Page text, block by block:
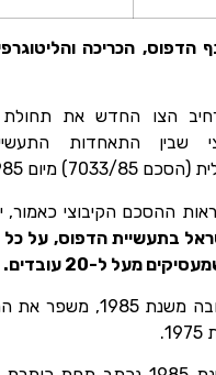
1985 הרחיב הצו החדש את
שבין התאחדות
מיום 12.5.1985.
ההסכם הקיבוצי כאמור,
בתעשיית הדפוס, על כל
מעל ל-20 עובדים.
למעשה צו ההרחבה משנת